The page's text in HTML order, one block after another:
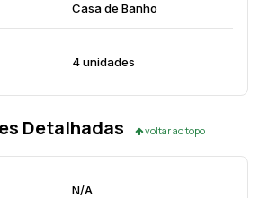
Casa de Banho
4 unidades
Detalhadas voltar ao topo
N/A